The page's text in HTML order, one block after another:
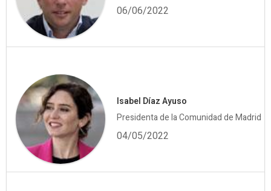
06/06/2022
Isabel Díaz Ayuso
Presidenta de la Comunidad de Madrid
04/05/2022